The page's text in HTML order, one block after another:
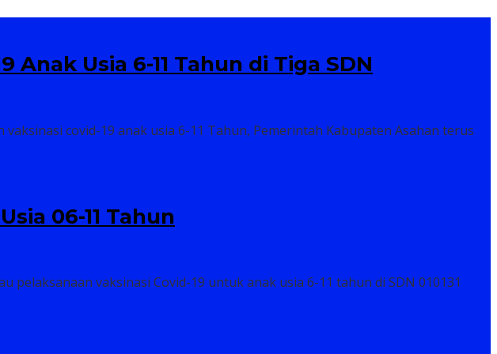
Usia 6-11 Tahun di Tiga SDN
covid-19 anak usia 6-11 Tahun, Pemerintah Kabupaten Asahan terus
06-11 Tahun
pelaksanaan vaksinasi Covid-19 untuk anak usia 6-11 tahun di SDN 010131